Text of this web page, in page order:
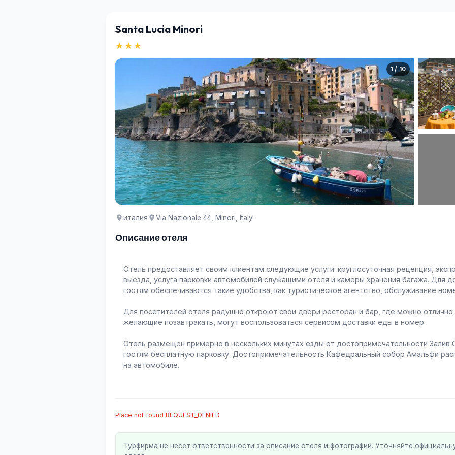
Santa Lucia Minori
★★★
1 / 10
италия Via Nazionale 44, Minori, Italy
Описание отеля
Отель предоставляет своим клиентам следующие услуги: круглосуточная рецепция,
выезда, услуга парковки автомобилей служащими отеля и камеры хранения багажа. Для
гостям обеспечиваются такие удобства, как туристическое агентство, обслуживание
Для посетителей отеля радушно откроют свои двери ресторан и бар, где можно
желающие позавтракать, могут воспользоваться сервисом доставки еды в номер.
Отель размещен примерно в нескольких минутах езды от достопримечательности Залив
гостям бесплатную парковку. Достопримечательность Кафедральный собор Амальфи
на автомобиле.
Place not found REQUEST_DENIED
Турфирма не несёт ответственности за описание отеля и фотографии. Уточняйте